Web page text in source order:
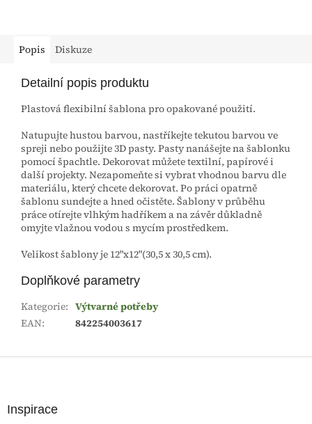
Popis Diskuze
Detailní popis produktu
Plastová flexibilní šablona pro opakované použití.
Natupujte hustou barvou, nastříkejte tekutou barvou ve
spreji nebo použijte 3D pasty. Pasty nanášejte na šablonku
pomocí špachtle. Dekorovat můžete textilní, papírové i
další projekty. Nezapomeňte si vybrat vhodnou barvu dle
materiálu, který chcete dekorovat. Po práci opatrně
šablonu sundejte a hned očistěte. Šablony v průběhu
práce otírejte vlhkým hadříkem a na závěr důkladně
omyjte vlažnou vodou s mycím prostředkem.
Velikost šablony je 12"x12"(30,5 x 30,5 cm).
Doplňkové parametry
Kategorie: Výtvarné potřeby
EAN: 842254003617
Inspirace